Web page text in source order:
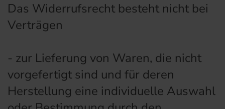
Das Widerrufsrecht besteht nicht bei
Verträgen
- zur Lieferung von Waren, die nicht
vorgefertigt sind und für deren
Herstellung eine individuelle Auswahl